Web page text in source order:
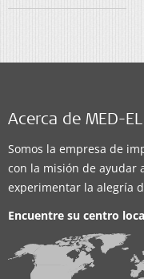
Acerca de MED-EL
Somos la empresa de
con la misión de ayudar
experimentar la alegría
Encuentre su centro